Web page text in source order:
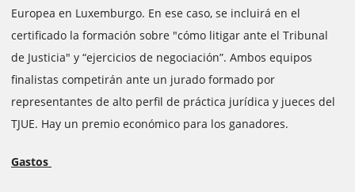
Europea en Luxemburgo. En ese caso, se incluirá en el
certificado la formación sobre "cómo litigar ante el Tribunal
de Justicia" y “ejercicios de negociación”. Ambos equipos
finalistas competirán ante un jurado formado por
representantes de alto perfil de práctica jurídica y jueces del
TJUE. Hay un premio económico para los ganadores.
Gastos